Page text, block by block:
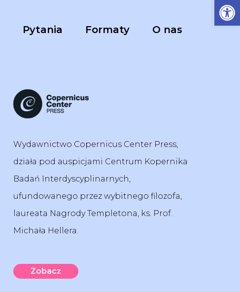
Pytania Formaty O nas
Wydawnictwo Copernicus Center Press,
działa pod auspicjami Centrum Kopernika
Badań Interdyscyplinarnych,
ufundowanego przez wybitnego filozofa,
laureata Nagrody Templetona, ks. Prof.
Michała Hellera.
Zobacz